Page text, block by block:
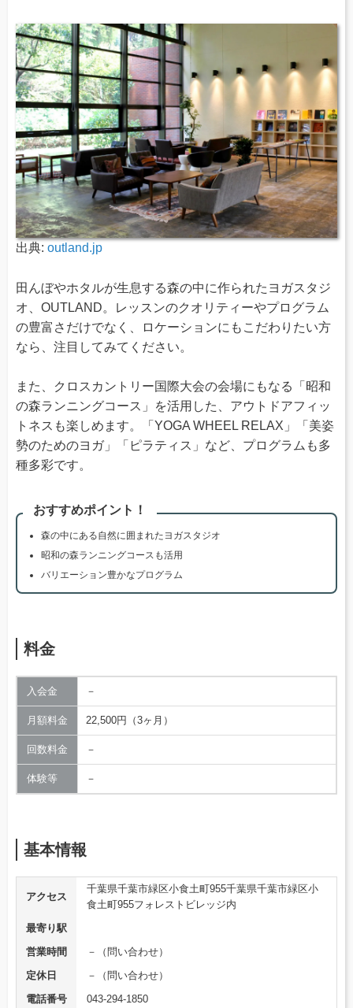
出典: outland.jp
田んぼやホタルが生息する森の中に作られたヨガスタジ
オ、OUTLAND。レッスンのクオリティーやプログラム
の豊富さだけでなく、ロケーションにもこだわりたい方
なら、注目してみてください。
また、クロスカントリー国際大会の会場にもなる「昭和
の森ランニングコース」を活用した、アウトドアフィッ
トネスも楽しめます。「YOGA WHEEL RELAX」「美姿
勢のためのヨガ」「ピラティス」など、プログラムも多
種多彩です。
おすすめポイント！
森の中にある自然に囲まれたヨガスタジオ
昭和の森ランニングコースも活用
バリエーション豊かなプログラム
料金
入会金 －
月額料金 22,500円（3ヶ月）
回数料金 －
体験等 －
基本情報
アクセス
千葉県千葉市緑区小食土町955千葉県千葉市緑区小
食土町955フォレストビレッジ内
最寄り駅
営業時間
－（問い合わせ）
定休日
－（問い合わせ）
電話番号
043-294-1850